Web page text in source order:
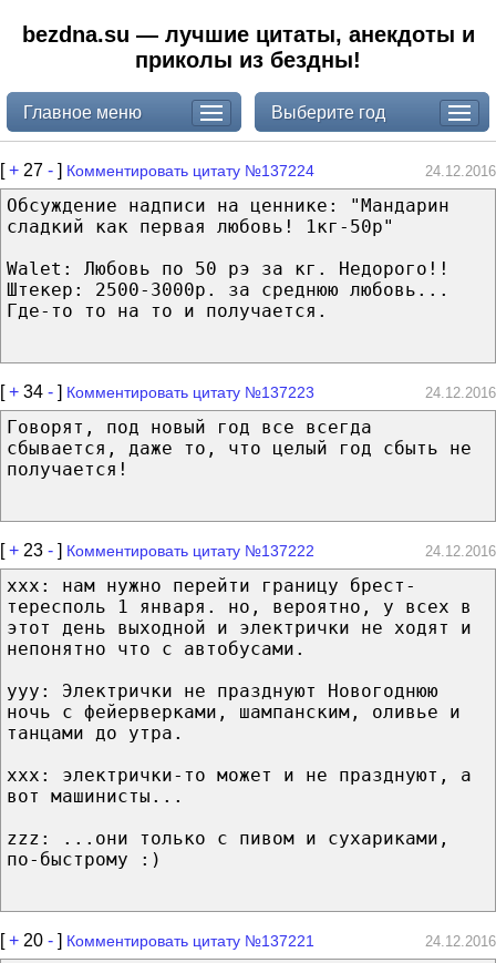
bezdna.su — лучшие цитаты, анекдоты и
приколы из бездны!
Главное меню Выберите год
[+ 27 - ] Комментировать цитату №137224 24.12.2016
Обсуждение надписи на ценнике: "Мандарин
сладкий как первая любовь! 1кг-50р"
Walet: Любовь по 50 рэ за кг. Недорого!!
Штекер: 2500-3000р. за среднюю любовь...
Где-то то на то и получается.
[+ 34 - ] Комментировать цитату №137223 24.12.2016
Говорят, под новый год все всегда
сбывается, даже то, что целый год сбыть не
получается!
[+ 23 - ] Комментировать цитату №137222 24.12.2016
xxx: нам нужно перейти границу брест-
тересполь 1 января. но, вероятно, у всех в
этот день выходной и электрички не ходят и
непонятно что с автобусами.
yyy: Электрички не празднуют Новогоднюю
ночь с фейерверками, шампанским, оливье и
танцами до утра.
xxx: электрички-то может и не празднуют, а
вот машинисты...
zzz: ...они только с пивом и сухариками,
по-быстрому :)
[+ 20 - ] Комментировать цитату №137221 24.12.2016